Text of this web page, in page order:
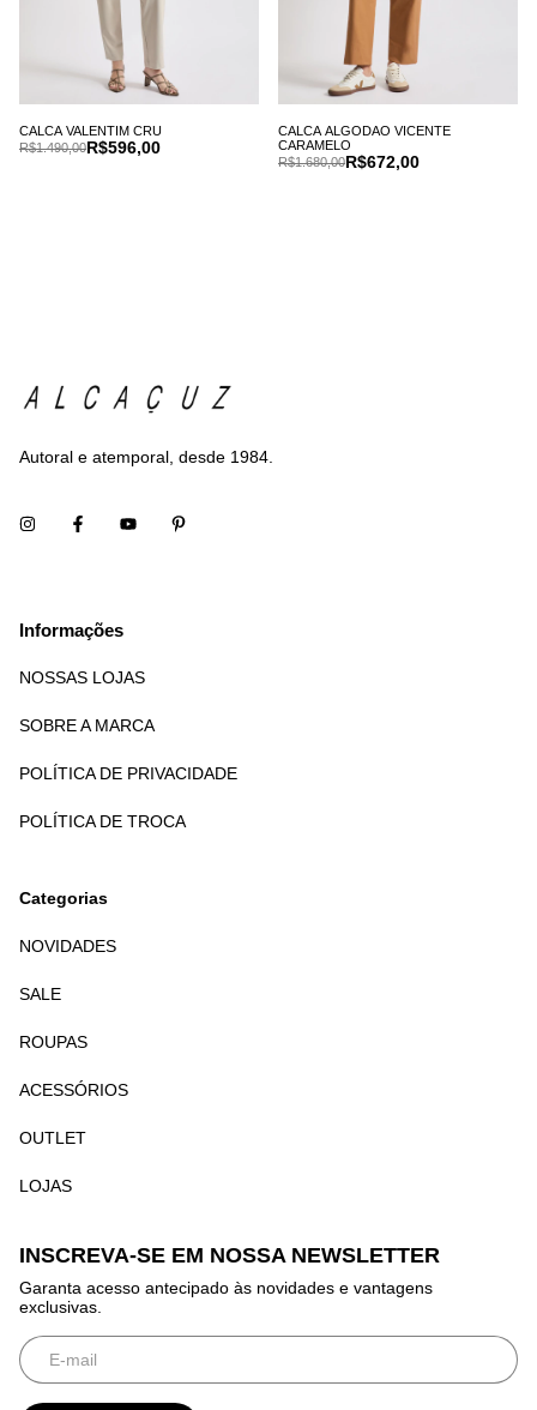
CALCA VALENTIM CRU
R$596,00
R$1.490,00
CALCA ALGODAO VICENTE
CARAMELO
R$672,00
R$1.680,00
Autoral e atemporal, desde 1984.
Informações
NOSSAS LOJAS
SOBRE A MARCA
POLÍTICA DE PRIVACIDADE
POLÍTICA DE TROCA
Categorias
NOVIDADES
SALE
ROUPAS
ACESSÓRIOS
OUTLET
LOJAS
INSCREVA-SE EM NOSSA NEWSLETTER
Garanta acesso antecipado às novidades e vantagens
exclusivas.